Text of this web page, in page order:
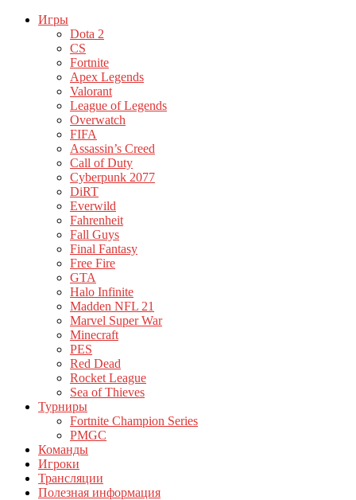
Игры
Dota 2
CS
Fortnite
Apex Legends
Valorant
League of Legends
Overwatch
FIFA
Assassin’s Creed
Call of Duty
Cyberpunk 2077
DiRT
Everwild
Fahrenheit
Fall Guys
Final Fantasy
Free Fire
GTA
Halo Infinite
Madden NFL 21
Marvel Super War
Minecraft
PES
Red Dead
Rocket League
Sea of Thieves
Турниры
Fortnite Champion Series
PMGC
Команды
Игроки
Трансляции
Полезная информация